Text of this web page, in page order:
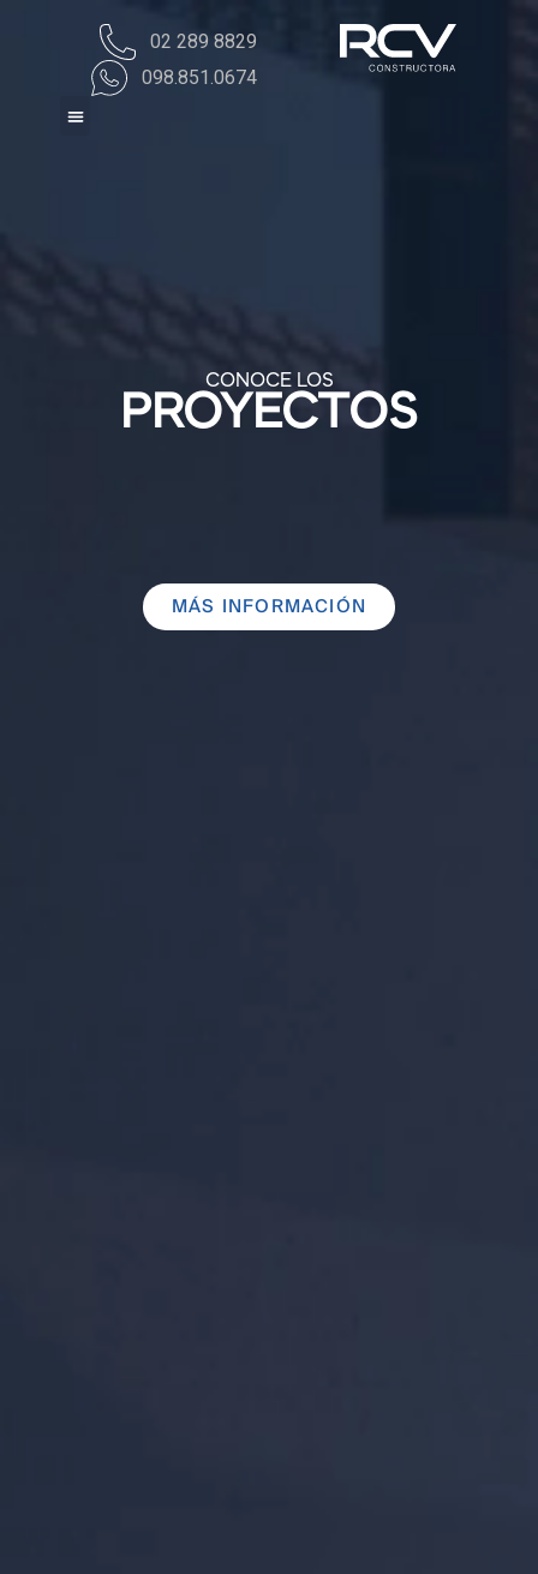
02 289 8829
098.851.0674
CONOCE LOS
PROYECTOS
MÁS INFORMACIÓN